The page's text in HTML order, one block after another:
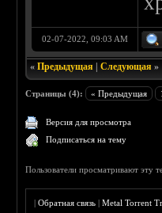
02-07-2022, 09:03 AM
«Предыдущая |Следующая »
Страницы (4): « Предыдущая
Версия для просмотра
Подписаться на тему
Пользователи просматривают эту
|Обратная связь |Metal Torrent